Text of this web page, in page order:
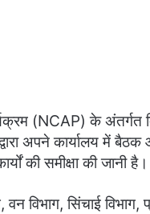
(NCAP) के
अपने कार्यालय में
की समीक्षा की जानी है।
विभाग, सिंचाई